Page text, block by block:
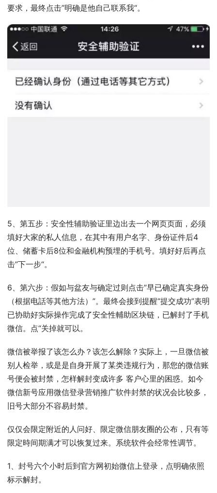
要求，最终点击”明确是他自己联系我“。
5、第五步：安全性辅助验证里边出去一个网页页面，必须
填好大家的私人信息，在其中有用户名字、身份证件后4
位、储蓄卡后8位和金融机构预埋的手机号。填好好后再点
击”下一步“。
6、第六步：假如与盆友与确定过则点击”早已确定真实身份
（根据电話等其他方法）”。最终会接到提醒“提交成功”表明
已协助好实际操作完成了安全性輔助区块链，已解封了手机
微信。点“关掉就可以。
微信被举报了该怎么办？该怎么解除？实际上，一旦微信被
别人检举，或是是自身开展了某类违规行为，那您的微信账
号便会被封禁，怎样解封变成许多 客户心里的困惑。如今
微信新号应用微信登录营销推广软件封禁的状况会比较多，
旧号大部分不容易封禁。
仅仅会限定附近的人问好、限定微信朋友圈的公布，只有等
限定時间期满才可以恢复过来。系统软件会经常性调节。
1、封号六个小时后到官方网初始微信上登录，点明确依照
标示解封。